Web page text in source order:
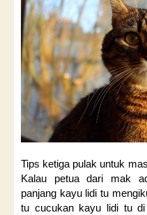
Tips ketiga pulak untuk
Kalau petua dari mak
panjang kayu lidi tu
tu cucukan kayu lidi tu di